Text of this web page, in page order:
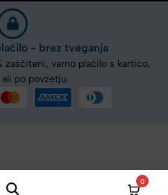
- brez tveganja
zaščiteni, varno plačilo s kartico,
po povzetju.
0